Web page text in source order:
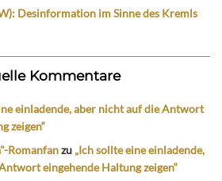
Desinformation im Sinne des Kremls
Kommentare
einladende, aber nicht auf die Antwort
zeigen“
Romanfanzu „Ich sollte eine einladende,
eingehende Haltung zeigen“